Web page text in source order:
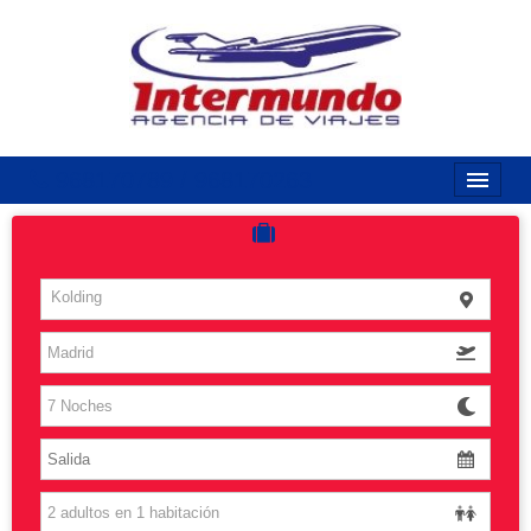
Costas
Vuelos
Islas
Caribe
Grandes Viajes
Kolding